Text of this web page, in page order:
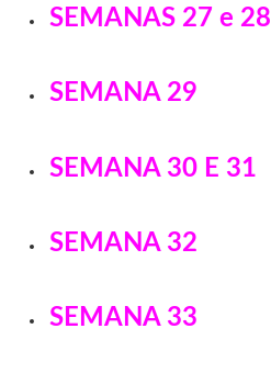
SEMANAS 27 e 28
SEMANA 29
SEMANA 30 E 31
SEMANA 32
SEMANA 33